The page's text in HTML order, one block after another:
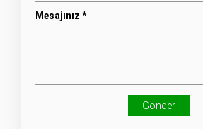
Mesajınız *
Gönder